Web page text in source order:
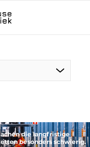
die langfristige
besonders schwierig.